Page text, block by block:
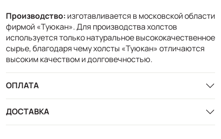
Производство: изготавливается в московской области
фирмой «Туюкан». Для производства холстов
используется только натуральное высококачественное
сырье, благодаря чему холсты «Туюкан» отличаются
высоким качеством и долговечностью.
ОПЛАТА
ДОСТАВКА